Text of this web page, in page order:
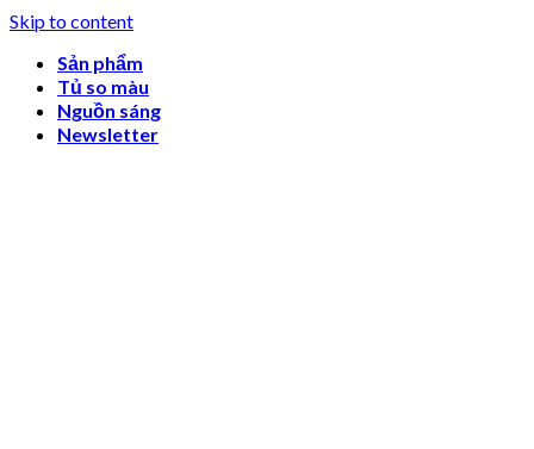
Skip to content
Sản phẩm
Tủ so màu
Nguồn sáng
Newsletter